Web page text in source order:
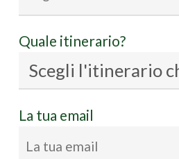
Quale itinerario?
La tua email